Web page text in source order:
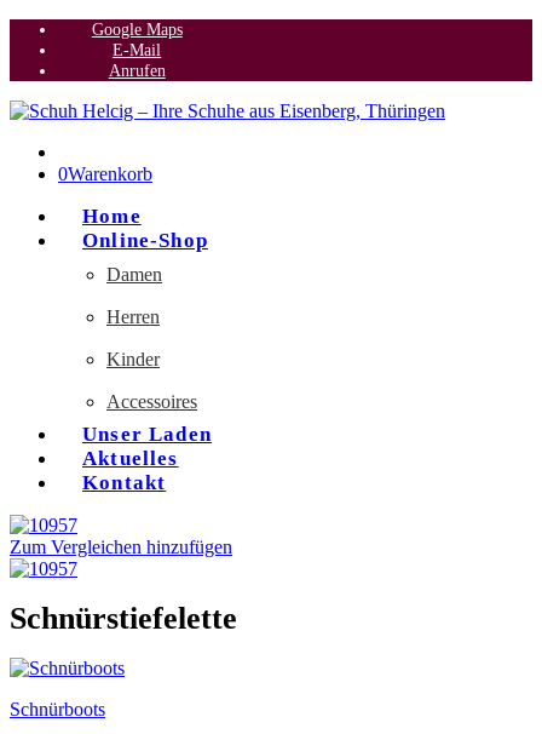
Google Maps
E-Mail
Anrufen
0Warenkorb
Home
Online-Shop
Damen
Herren
Kinder
Accessoires
Unser Laden
Aktuelles
Kontakt
Zum Vergleichen hinzufügen
Schnürstiefelette
Schnürboots